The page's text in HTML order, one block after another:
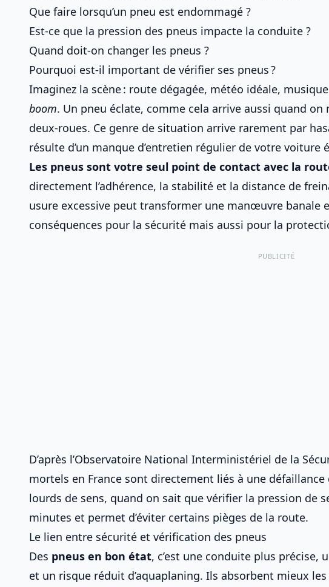
Que faire lorsqu’un pneu est endommagé ?
Est-ce que la pression des pneus impacte la conduite ?
Quand doit-on changer les pneus ?
Pourquoi est-il important de vérifier ses pneus ?
Imaginez la scène : route dégagée, météo idéale,
boom. Un pneu éclate, comme cela arrive aussi quand on
deux-roues. Ce genre de situation arrive rarement par
résulte d’un manque d’entretien régulier de votre voiture
Les pneus sont votre seul point de contact avec la
directement l’adhérence, la stabilité et la distance de
usure excessive peut transformer une manœuvre banale
conséquences pour la sécurité mais aussi pour la
PUBLICITÉ
D’après l’Observatoire National Interministériel de la
mortels en France sont directement liés à une
lourds de sens, quand on sait que vérifier la pression de
minutes et permet d’éviter certains pièges de la route.
Le lien entre sécurité et vérification des pneus
Des pneus en bon état, c’est une conduite plus
et un risque réduit d’aquaplaning. Ils absorbent mieux